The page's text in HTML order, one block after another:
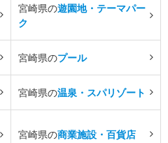
宮崎県の遊園地・テーマパー
ク
宮崎県のプール
宮崎県の温泉・スパリゾート
宮崎県の商業施設・百貨店